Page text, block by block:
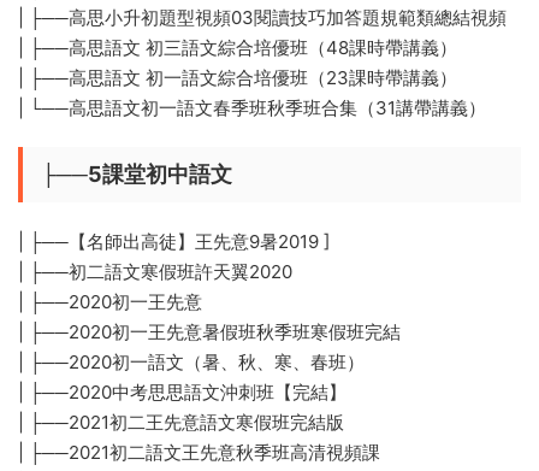
| ├──高思小升初題型視頻03閱讀技巧加答題規範類總結視頻
| ├──高思語文 初三語文綜合培優班（48課時帶講義）
| ├──高思語文 初一語文綜合培優班（23課時帶講義）
| └──高思語文初一語文春季班秋季班合集（31講帶講義）
├──5課堂初中語文
| ├──【名師出高徒】王先意9暑2019 ]
| ├──初二語文寒假班許天翼2020
| ├──2020初一王先意
| ├──2020初一王先意暑假班秋季班寒假班完結
| ├──2020初一語文（暑、秋、寒、春班）
| ├──2020中考思思語文沖刺班【完結】
| ├──2021初二王先意語文寒假班完結版
| ├──2021初二語文王先意秋季班高清視頻課